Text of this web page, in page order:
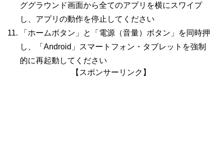
ググラウンド画面から全てのアプリを横にスワイプ
し、アプリの動作を停止してください
「ホームボタン」と「電源（音量）ボタン」を同時押
し、「Android」スマートフォン・タブレットを強制
的に再起動してください
【スポンサーリンク】